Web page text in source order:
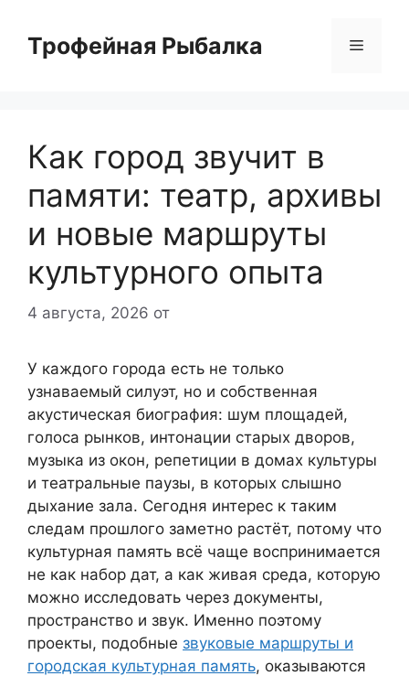
содержимому
Трофейная Рыбалка Меню
Как город звучит в
памяти: театр, архивы
и новые маршруты
культурного опыта
4 августа, 2026 от
У каждого города есть не только
узнаваемый силуэт, но и собственная
акустическая биография: шум площадей,
голоса рынков, интонации старых дворов,
музыка из окон, репетиции в домах культуры
и театральные паузы, в которых слышно
дыхание зала. Сегодня интерес к таким
следам прошлого заметно растёт, потому что
культурная память всё чаще воспринимается
не как набор дат, а как живая среда, которую
можно исследовать через документы,
пространство и звук. Именно поэтому
проекты, подобные звуковые маршруты и
городская культурная память, оказываются